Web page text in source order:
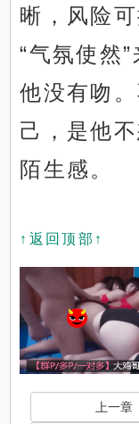
晰，风险
“气氛使然
他没有吻
己，是他
陌生感。
↑返回顶部↑
上一章